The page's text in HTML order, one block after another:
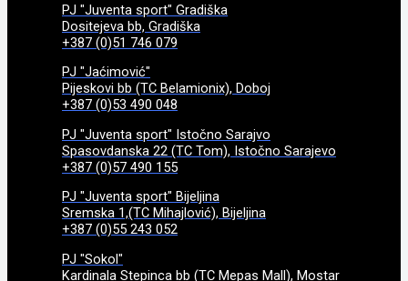
PJ "Juventa sport" Gradiška
Dositejeva bb, Gradiška
+387 (0)51 746 079
PJ "Jaćimović"
Pijeskovi bb (TC Belamionix), Doboj
+387 (0)53 490 048
PJ "Juventa sport" Istočno Sarajvo
Spasovdanska 22 (TC Tom), Istočno Sarajevo
+387 (0)57 490 155
PJ "Juventa sport" Bijeljina
Sremska 1,(TC Mihajlović), Bijeljina
+387 (0)55 243 052
PJ "Sokol"
Kardinala Stepinca bb (TC Mepas Mall), Mostar